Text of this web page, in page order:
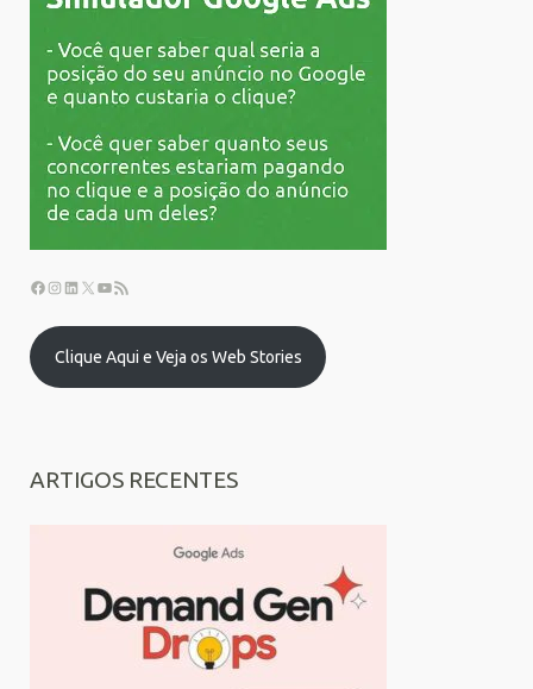
Clique Aqui e Veja os Web Stories
ARTIGOS RECENTES